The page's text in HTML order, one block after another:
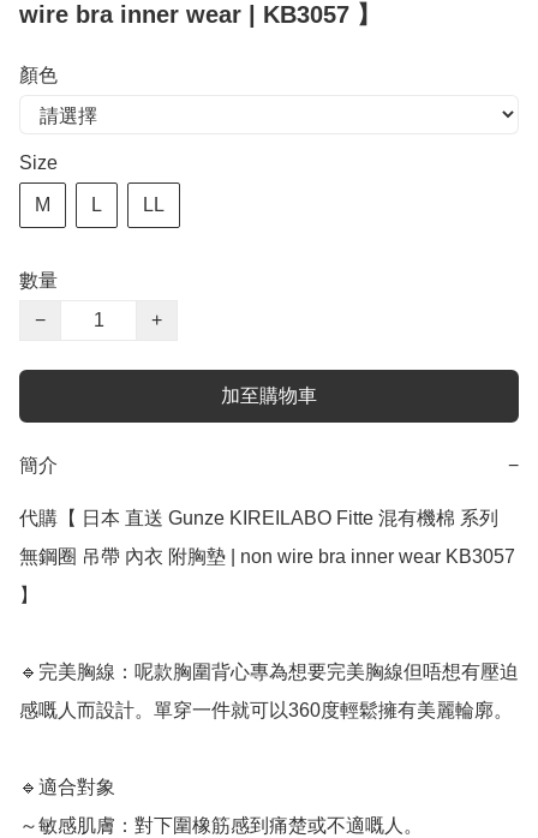
wire bra inner wear | KB3057 】
顏色
Size
M L LL
數量
−
+
加至購物車
簡介 −
代購【 日本 直送 Gunze KIREILABO Fitte 混有機棉 系列
無鋼圈 吊帶 內衣 附胸墊 | non wire bra inner wear KB3057
】 ﻿
🔹完美胸線：呢款胸圍背心專為想要完美胸線但唔想有壓迫
感嘅人而設計。單穿一件就可以360度輕鬆擁有美麗輪廓。
🔹適合對象
～敏感肌膚：對下圍橡筋感到痛楚或不適嘅人。